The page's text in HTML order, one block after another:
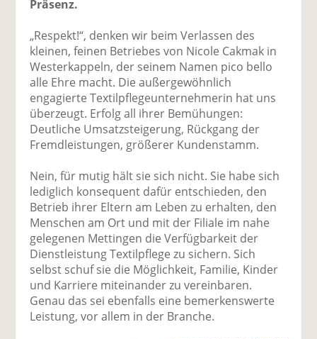
Präsenz.
„Respekt!“, denken wir beim Verlassen des
kleinen, feinen Betriebes von Nicole Cakmak in
Westerkappeln, der seinem Namen pico bello
alle Ehre macht. Die außergewöhnlich
engagierte Textilpflegeunternehmerin hat uns
überzeugt. Erfolg all ihrer Bemühungen:
Deutliche Umsatzsteigerung, Rückgang der
Fremdleistungen, größerer Kundenstamm.
Nein, für mutig hält sie sich nicht. Sie habe sich
lediglich konsequent dafür entschieden, den
Betrieb ihrer Eltern am Leben zu erhalten, den
Menschen am Ort und mit der Filiale im nahe
gelegenen Mettingen die Verfügbarkeit der
Dienstleistung Textilpflege zu sichern. Sich
selbst schuf sie die Möglichkeit, Familie, Kinder
und Karriere miteinander zu vereinbaren.
Genau das sei ebenfalls eine bemerkenswerte
Leistung, vor allem in der Branche.